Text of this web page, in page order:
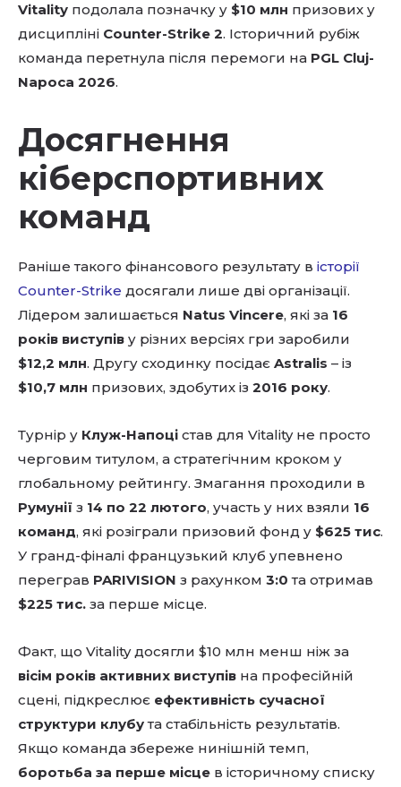
Vitality подолала позначку у $10 млн призових у
дисципліні Counter-Strike 2. Історичний рубіж
команда перетнула після перемоги на PGL Cluj-
Napoca 2026.
Досягнення
кіберспортивних
команд
Раніше такого фінансового результату в історії
Counter-Strike досягали лише дві організації.
Лідером залишається Natus Vincere, які за 16
років виступів у різних версіях гри заробили
$12,2 млн. Другу сходинку посідає Astralis – із
$10,7 млн призових, здобутих із 2016 року.
Турнір у Клуж-Напоці став для Vitality не просто
черговим титулом, а стратегічним кроком у
глобальному рейтингу. Змагання проходили в
Румунії з 14 по 22 лютого, участь у них взяли 16
команд, які розіграли призовий фонд у $625 тис.
У гранд-фіналі французький клуб упевнено
переграв PARIVISION з рахунком 3:0 та отримав
$225 тис. за перше місце.
Факт, що Vitality досягли $10 млн менш ніж за
вісім років активних виступів на професійній
сцені, підкреслює ефективність сучасної
структури клубута стабільність результатів.
Якщо команда збереже нинішній темп,
боротьба за перше місце в історичному списку